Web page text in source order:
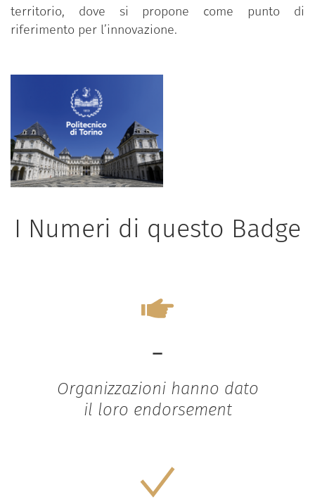
territorio, dove si propone come punto di
riferimento per l’innovazione.
I Numeri di questo Badge
-
Organizzazioni hanno dato
il loro endorsement